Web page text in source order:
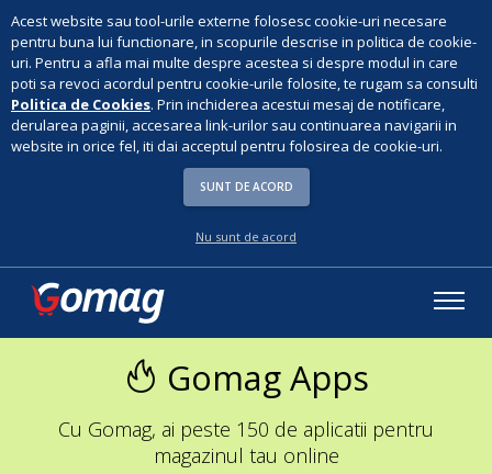
Acest website sau tool-urile externe folosesc cookie-uri necesare
pentru buna lui functionare, in scopurile descrise in politica de cookie-
uri. Pentru a afla mai multe despre acestea si despre modul in care
poti sa revoci acordul pentru cookie-urile folosite, te rugam sa consulti
Politica de Cookies. Prin inchiderea acestui mesaj de notificare,
derularea paginii, accesarea link-urilor sau continuarea navigarii in
website in orice fel, iti dai acceptul pentru folosirea de cookie-uri.
SUNT DE ACORD
Nu sunt de acord
Gomag Apps
Cu Gomag, ai peste 150 de aplicatii pentru
magazinul tau online